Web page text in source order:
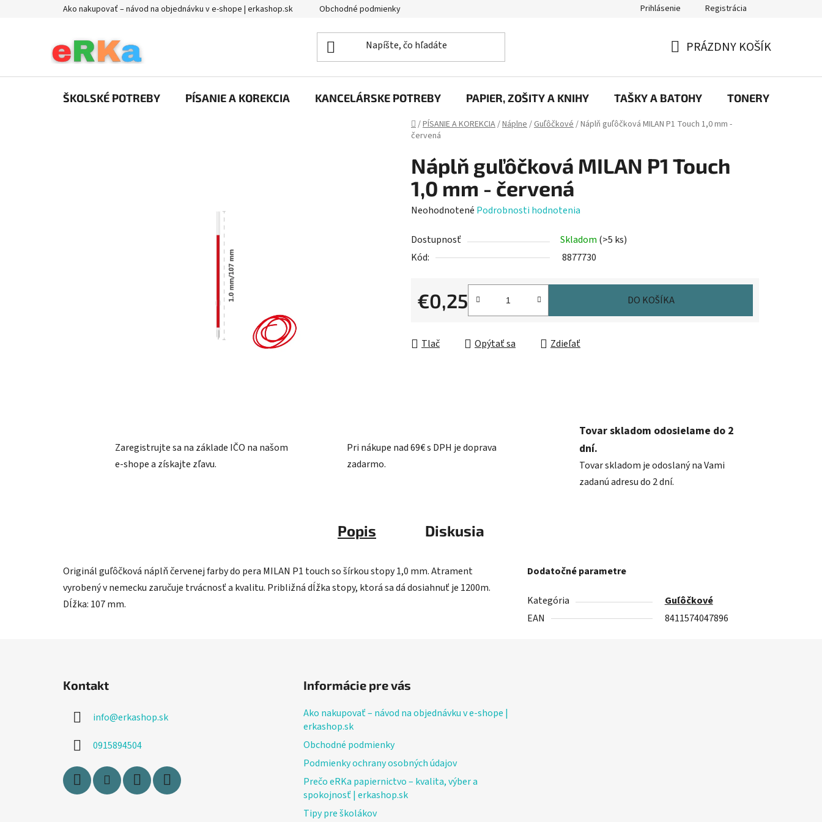
Ako nakupovať – návod na objednávku v e-shope | erkashop.sk Obchodné podmienky Prečo eRKa papiernictvo – kvalita, výber a spokojnosť |
Prihlásenie Registrácia
KOŠÍK
PRÁZDNY KOŠÍK
ŠKOLSKÉ POTREBY PÍSANIE A KOREKCIA KANCELÁRSKE POTREBY PAPIER, ZOŠITY A KNIHY TAŠKY A BATOHY TONERY
Domov
/PÍSANIE A KOREKCIA/Náplne/Guľôčkové/Náplň guľôčková MILAN P1 Touch 1,0 mm -
červená
Náplň guľôčková MILAN P1 Touch
1,0 mm - červená
Priemerné
produktu
je
Neohodnotené Podrobnosti hodnotenia
Dostupnosť Skladom (>5 ks)
Kód:
8877730
€0,25
Jednotková cena:
DO KOŠÍKA
Tlač Opýtať sa Zdieľať
Zaregistrujte sa na základe IČO na našom
e-shope a získajte zľavu.
Pri nákupe nad 69€ s DPH je doprava
zadarmo.
Tovar skladom odosielame do 2
dní.
Tovar skladom je odoslaný na Vami
zadanú adresu do 2 dní.
Popis Diskusia
Originál guľôčková náplň červenej farby do pera MILAN P1 touch so šírkou stopy 1,0 mm. Atrament
vyrobený v nemecku zaručuje trvácnosť a kvalitu. Približná dĺžka stopy, ktorá sa dá dosiahnuť je 1200m.
Dĺžka: 107 mm.
Dodatočné parametre
Kategória
Guľôčkové
EAN
8411574047896
Kontakt
info@erkashop.sk
0915894504
Informácie pre vás
Ako nakupovať – návod na objednávku v e-shope |
erkashop.sk
Obchodné podmienky
Podmienky ochrany osobných údajov
Prečo eRKa papiernictvo – kvalita, výber a
spokojnosť | erkashop.sk
Tipy pre školákov